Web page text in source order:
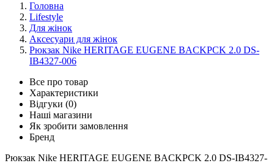
Головна
Lifestyle
Для жінок
Аксесуари для жінок
Рюкзак Nike HERITAGE EUGENE BACKPCK 2.0 DS-
IB4327-006
Все про товар
Характеристики
Відгуки (0)
Наші магазини
Як зробити замовлення
Бренд
Рюкзак Nike HERITAGE EUGENE BACKPCK 2.0 DS-IB4327-